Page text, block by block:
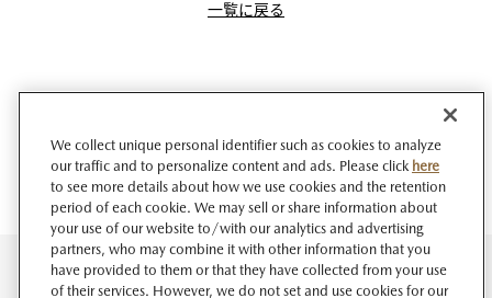
一覧に戻る
We collect unique personal identifier such as cookies to analyze
our traffic and to personalize content and ads. Please click here
to see more details about how we use cookies and the retention
period of each cookie. We may sell or share information about
your use of our website to/with our analytics and advertising
partners, who may combine it with other information that you
have provided to them or that they have collected from your use
of their services. However, we do not set and use cookies for our